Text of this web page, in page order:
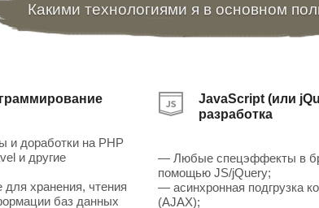
Какими технологиями я в основном
доработки на PHP
и другие
хранения, чтения
баз данных
JavaScript (или
разработка
— Любые спецэффекты в
помощью JS/jQuery;
— асинхронная подгрузка
(AJAX);